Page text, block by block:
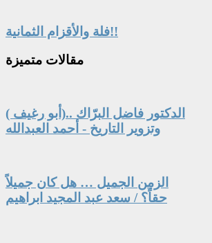
فلة والأقزام الثمانية!!
مقالات متميزة
الدكتور فاضل البرّاك ..(أبو رغيف )
وتزوير التاريخ - أحمد العبدالله
الزمن الجميل … هل كان جميلاً
حقاً؟ / سعد عبد المجيد ابراهيم